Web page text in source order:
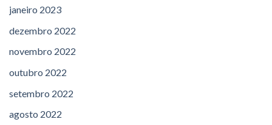
janeiro 2023
dezembro 2022
novembro 2022
outubro 2022
setembro 2022
agosto 2022